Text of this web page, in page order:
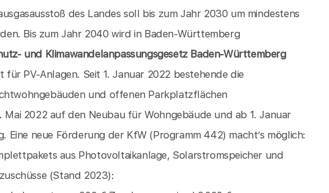
des Landes soll bis zum Jahr 2030 um mindestens
Bis zum Jahr 2040 wird in Baden-Württemberg
und Klimawandelanpassungsgesetz Baden-Württemberg
PV-Anlagen. Seit 1. Januar 2022 bestehende die
und offenen Parkplatzflächen
2022 auf den Neubau für Wohngebäude und ab 1. Januar
Eine neue Förderung der KfW (Programm 442) macht’s möglich:
aus Photovoltaikanlage, Solarstromspeicher und
(Stand 2023):